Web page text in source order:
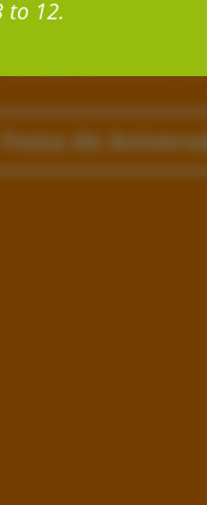
lanche delicioso
acesso a
Festa de
to 12.